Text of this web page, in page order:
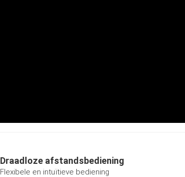
Draadloze afstandsbediening
Flexibele en intuïtieve bediening